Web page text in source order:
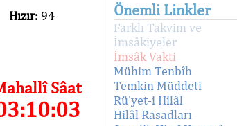
Hızır: 94
Sâat
Önemli Linkler
Farklı Takvim ve
İmsâkiyeler
İmsâk Vakti
Mühim Tenbîh
Temkin Müddeti
Rü'yet-i Hilâl
Hilâl Rasadları